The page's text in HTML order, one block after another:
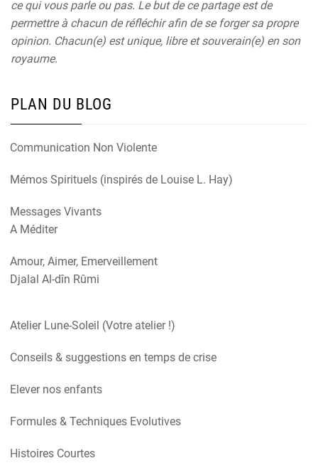
ce qui vous parle ou pas. Le but de ce partage est de
permettre à chacun de réfléchir afin de se forger sa propre
opinion. Chacun(e) est unique, libre et souverain(e) en son
royaume.
PLAN DU BLOG
Communication Non Violente
Mémos Spirituels (inspirés de Louise L. Hay)
Messages Vivants
A Méditer
Amour, Aimer, Emerveillement
Djalal Al-dîn Rûmi
Atelier Lune-Soleil (Votre atelier !)
Conseils & suggestions en temps de crise
Elever nos enfants
Formules & Techniques Evolutives
Histoires Courtes